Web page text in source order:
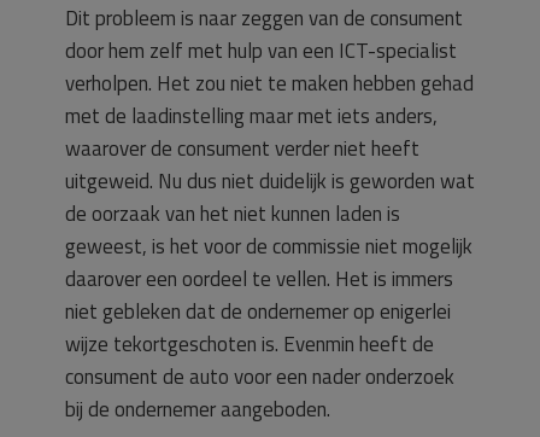
Dit probleem is naar zeggen van de consument
door hem zelf met hulp van een ICT-specialist
verholpen. Het zou niet te maken hebben gehad
met de laadinstelling maar met iets anders,
waarover de consument verder niet heeft
uitgeweid. Nu dus niet duidelijk is geworden wat
de oorzaak van het niet kunnen laden is
geweest, is het voor de commissie niet mogelijk
daarover een oordeel te vellen. Het is immers
niet gebleken dat de ondernemer op enigerlei
wijze tekortgeschoten is. Evenmin heeft de
consument de auto voor een nader onderzoek
bij de ondernemer aangeboden.